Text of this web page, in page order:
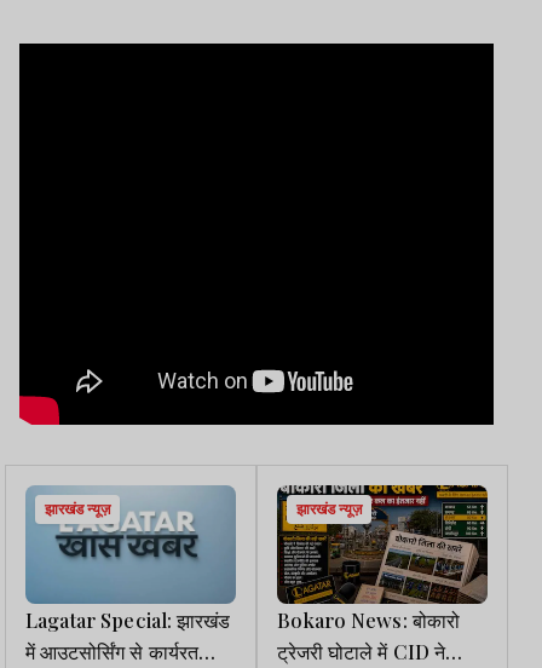
झारखंड न्यूज़
Lagatar Special: झारखंड
में आउटसोर्सिंग से कार्यरत
झारखंड न्यूज़
Bokaro News: बोकारो
ट्रेजरी घोटाले में CID ने